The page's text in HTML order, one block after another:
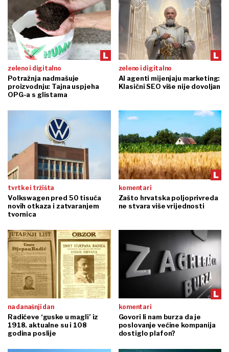
zeleno i digitalno
Potražnja nadmašuje
proizvodnju: Tajna uspjeha
OPG-a s glistama
zeleno i digitalno
AI agenti mijenjaju marketing:
Klasični SEO više nije dovoljan
tvrtke i tržišta
Volkswagen pred 50 tisuća
novih otkaza i zatvaranjem
tvornica
komentari
Zašto hrvatska poljoprivreda
ne stvara više vrijednosti
na današnji dan
Radićeve ‘guske u magli’ iz
1918. aktualne su i 108
godina poslije
komentari
Govori li nam burza da je
poslovanje većine kompanija
dostiglo plafon?